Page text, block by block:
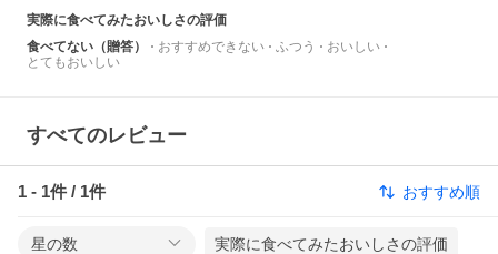
実際に食べてみたおいしさの評価
食べてない（贈答）
おすすめできない ふつう
おいしい
とてもおいしい
すべてのレビュー
1 - 1件 / 1件 おすすめ順
星の数 実際に食べてみたおいしさの評価